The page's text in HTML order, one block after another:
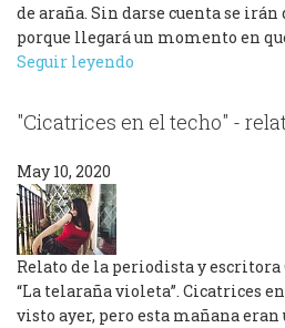
de araña. Sin darse cuenta se irán
porque llegará un momento en
Seguir leyendo
"Cicatrices en el techo" -
May 10, 2020
Relato de la periodista y
“La telaraña violeta”. Cicatrices
visto ayer, pero esta mañana